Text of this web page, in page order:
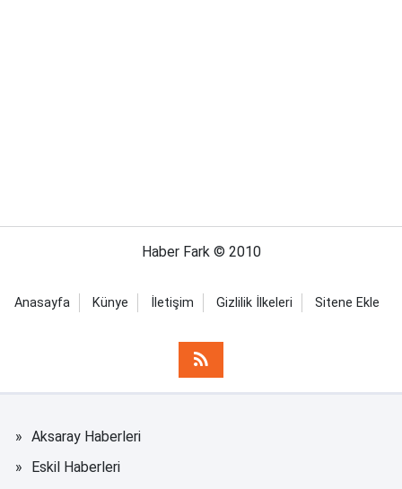
Haber Fark © 2010
Anasayfa Künye İletişim Gizlilik İlkeleri Sitene Ekle
Aksaray Haberleri
Eskil Haberleri